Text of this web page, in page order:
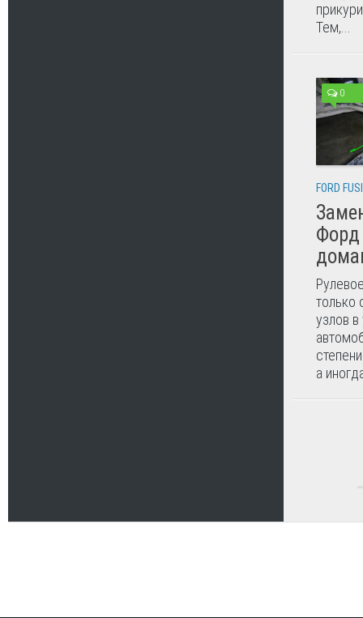
Тем,...
0
FORD
только
узлов
а